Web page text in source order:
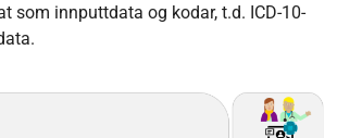
som innputtdata og kodar, t.d. ICD-10-